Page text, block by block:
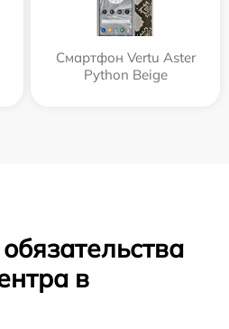
Смартфон Vertu Aster
Python Beige
в